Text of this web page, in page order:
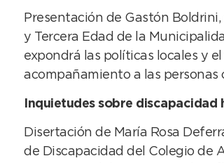
Presentación de Gastón
y Tercera Edad de la
expondrá las políticas locales y
acompañamiento a las personas
Inquietudes sobre discapacidad
Disertación de María Rosa
de Discapacidad del Colegio de